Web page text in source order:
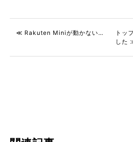
≪ Rakuten Miniが動かない…
トッ
した